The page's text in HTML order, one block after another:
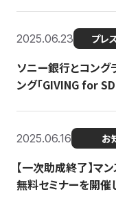
2025.06.23 プレ
ソニー銀行とコング
ング「GIVING for
2025.06.16 お
【一次助成終了】マ
無料セミナーを開催